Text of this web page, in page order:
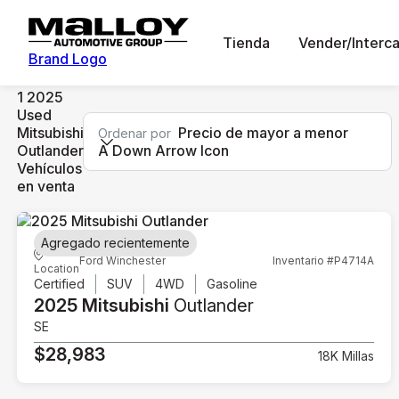
Brand Logo
Tienda Vender/
1 2025
Used
Mitsubishi
Outlander
Vehículos
en venta
Ordenar por Precio de mayor a menor
A Down Arrow Icon
Location
Ford Winchester Inventario #P4714A
Certified SUV 4WD Gasoline
2025 Mitsubishi Outlander
SE
$28,983 18K Millas
Agregado recientemente